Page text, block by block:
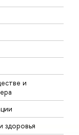
и
здоровья